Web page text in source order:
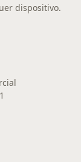
dispositivo.